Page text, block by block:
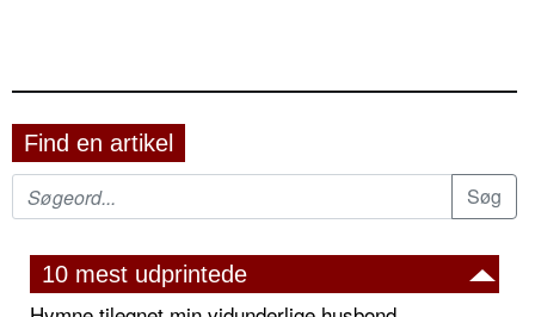
Find en artikel
10 mest udprintede